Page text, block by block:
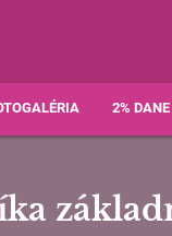
2% DANE